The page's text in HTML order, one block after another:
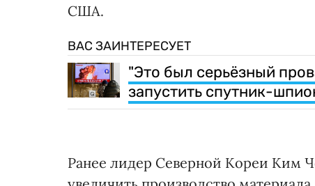
США.
ВАС ЗАИНТЕРЕСУЕТ
"Это был серьёзный
запустить спутник-
Ранее лидер Северной Кореи Ким